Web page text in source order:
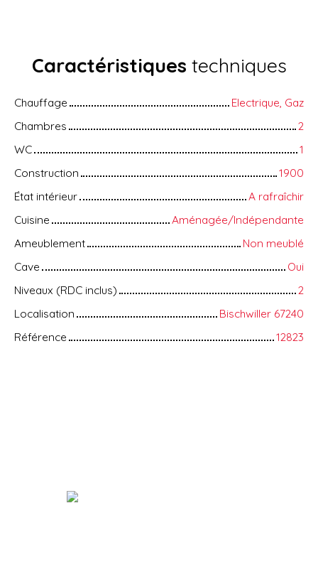
Caractéristiques techniques
Chauffage
Electrique, Gaz
Chambres
2
WC
1
Construction
1900
État intérieur
A rafraîchir
Cuisine
Aménagée/Indépendante
Ameublement
Non meublé
Cave
Oui
Niveaux (RDC inclus)
2
Localisation
Bischwiller 67240
Référence
12823